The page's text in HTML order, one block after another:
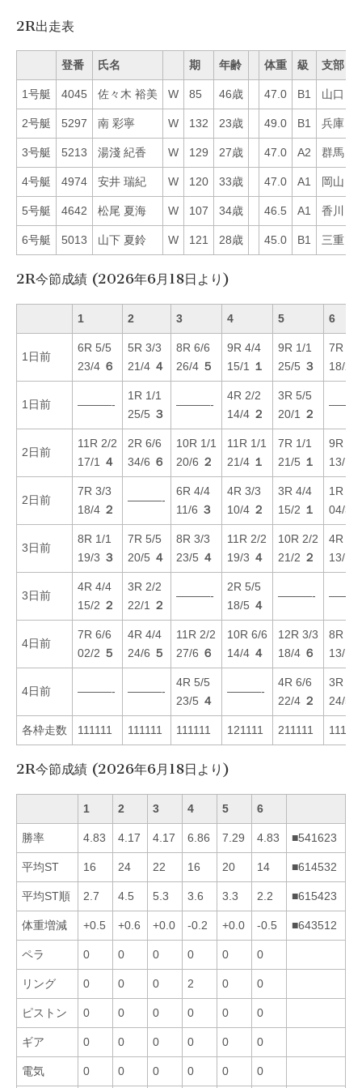
2R出走表
登番 氏名 期 年齢 体重 級 支部
1号艇 4045 佐々木 裕美 W 85 46歳 47.0 B1 山口
2号艇 5297 南 彩寧 W 132 23歳 49.0 B1 兵庫
3号艇 5213 湯淺 紀香 W 129 27歳 47.0 A2 群馬
4号艇 4974 安井 瑞紀 W 120 33歳 47.0 A1 岡山
5号艇 4642 松尾 夏海 W 107 34歳 46.5 A1 香川
6号艇 5013 山下 夏鈴 W 121 28歳 45.0 B1 三重
2R今節成績 (2026年6月18日より)
1 2 3 4 5 6
1日前
6R 5/5
23/4 ６
5R 3/3
21/4 ４
8R 6/6
26/4 ５
9R 4/4
15/1
１
9R 1/1
25/5 ３
7R 2/2
18/2
1日前 ———-
1R 1/1
25/5 ３
———-
4R 2/2
14/4 ２
3R 5/5
20/1
２
2日前
11R 2/2
17/1
４
2R 6/6
34/6 ６
10R 1/1
20/6 ２
11R 1/1
21/4 １
7R 1/1
21/5 １
9R 3/3
13/1
2日前
7R 3/3
18/4 ２
———-
6R 4/4
11/6 ３
4R 3/3
10/4 ２
3R 4/4
15/2 １
1R 1/1
04/3
3日前
8R 1/1
19/3 ３
7R 5/5
20/5 ４
8R 3/3
23/5 ４
11R 2/2
19/3 ４
10R 2/2
21/2 ２
4R 6/6
13/1
3日前
4R 4/4
15/2 ２
3R 2/2
22/1
２
———-
2R 5/5
18/5 ４
———-
4日前
7R 6/6
02/2 ５
4R 4/4
24/6 ５
11R 2/2
27/6 ６
10R 6/6
14/4 ４
12R 3/3
18/4 ６
8R 5/5
13/1
4日前 ———- ———-
4R 5/5
23/5 ４
———-
4R 6/6
22/4 ２
3R 4/4
24/5
各枠走数 111111 111111 111111 121111 211111
2R今節成績 (2026年6月18日より)
1 2 3 4 5 6
勝率 4.83 4.17 4.17 6.86 7.29 4.83 ■541623
平均ST 16 24 22 16 20 14 ■614532
平均ST順 2.7 4.5 5.3 3.6 3.3 2.2 ■615423
体重増減 +0.5 +0.6 +0.0 -0.2 +0.0 -0.5 ■643512
ペラ 0 0 0 0 0 0
リング 0 0 0 2 0 0
ピストン 0 0 0 0 0 0
ギア 0 0 0 0 0 0
電気 0 0 0 0 0 0